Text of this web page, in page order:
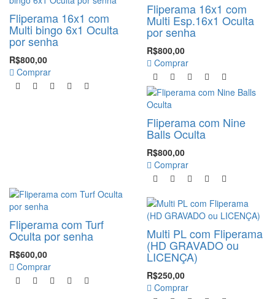
Fliperama 16x1 com
Multi bingo 6x1 Oculta
por senha
R$800,00
Comprar
Fliperama 16x1 com
Multi Esp.16x1 Oculta
por senha
R$800,00
Comprar
Fliperama com Nine
Balls Oculta
R$800,00
Comprar
Fliperama com Turf
Oculta por senha
R$600,00
Comprar
Multi PL com Fliperama
(HD GRAVADO ou
LICENÇA)
R$250,00
Comprar